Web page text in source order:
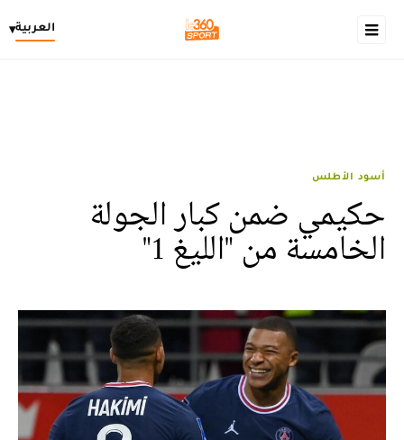
العربية▾
أسود الأطلس
حكيمي ضمن كبار الجولة
الخامسة من "الليغ 1"